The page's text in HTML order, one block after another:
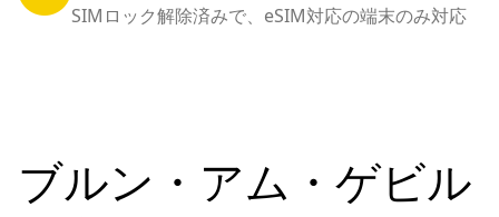
SIMロック解除済みで、eSIM対応の端末のみ対応
ブルン・アム・ゲビル